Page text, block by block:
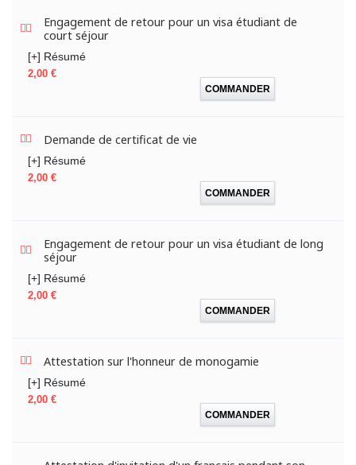
Engagement de retour pour un visa étudiant de
court séjour
[+] Résumé
Prix
2,00 €
COMMANDER
Demande de certificat de vie
[+] Résumé
Prix
2,00 €
COMMANDER
Engagement de retour pour un visa étudiant de long
séjour
[+] Résumé
Prix
2,00 €
COMMANDER
Attestation sur l'honneur de monogamie
[+] Résumé
Prix
2,00 €
COMMANDER